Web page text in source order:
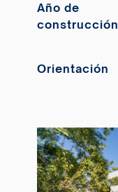
Año de
construcción
Orientación